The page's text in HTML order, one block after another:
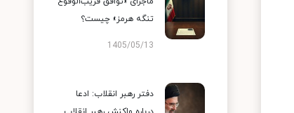
تنگه هرمز» چیست؟
1405/05/13
دفتر رهبر انقلاب: ادعا